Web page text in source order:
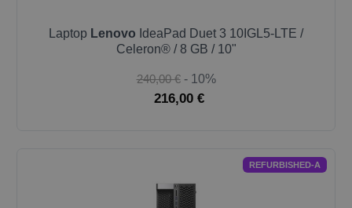
Laptop Lenovo IdeaPad Duet 3 10IGL5-LTE /
Celeron® / 8 GB / 10"
240,00 € - 10%
216,00 €
REFURBISHED-A